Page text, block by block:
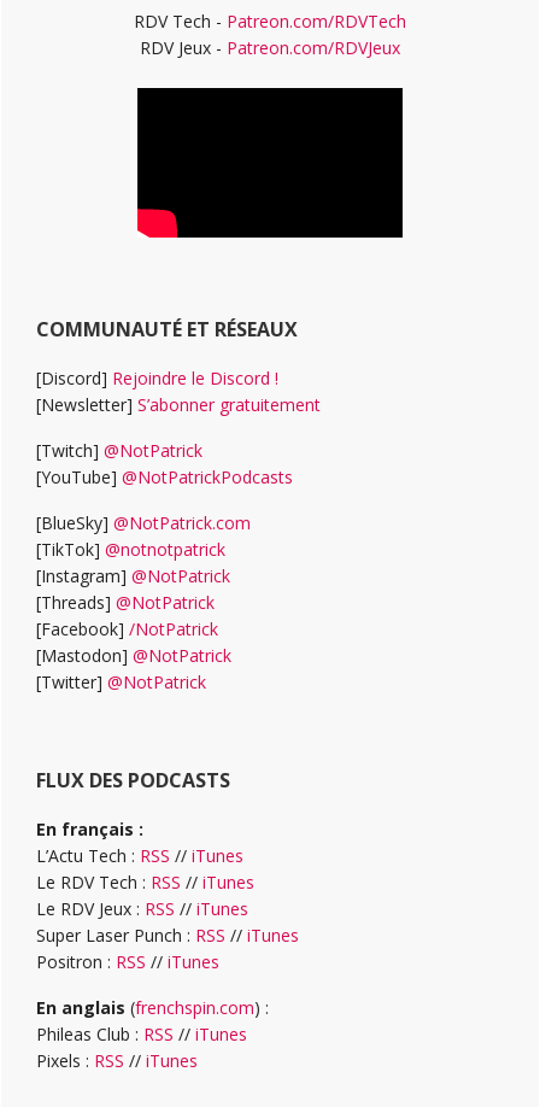
RDV Tech - Patreon.com/RDVTech
RDV Jeux - Patreon.com/RDVJeux
COMMUNAUTÉ ET RÉSEAUX
[Discord] Rejoindre le Discord !
[Newsletter] S’abonner gratuitement
[Twitch] @NotPatrick
[YouTube] @NotPatrickPodcasts
[BlueSky] @NotPatrick.com
[TikTok] @notnotpatrick
[Instagram] @NotPatrick
[Threads] @NotPatrick
[Facebook] /NotPatrick
[Mastodon] @NotPatrick
[Twitter] @NotPatrick
FLUX DES PODCASTS
En français :
L’Actu Tech : RSS // iTunes
Le RDV Tech : RSS // iTunes
Le RDV Jeux : RSS // iTunes
Super Laser Punch : RSS // iTunes
Positron : RSS // iTunes
En anglais (frenchspin.com) :
Phileas Club : RSS // iTunes
Pixels : RSS // iTunes